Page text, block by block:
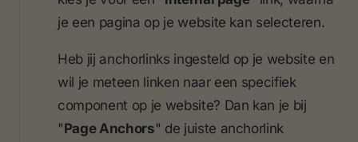
je een pagina op je website kan selecteren.
Heb jij anchorlinks ingesteld op je website en
wil je meteen linken naar een specifiek
component op je website? Dan kan je bij
"Page Anchors" de juiste anchorlink